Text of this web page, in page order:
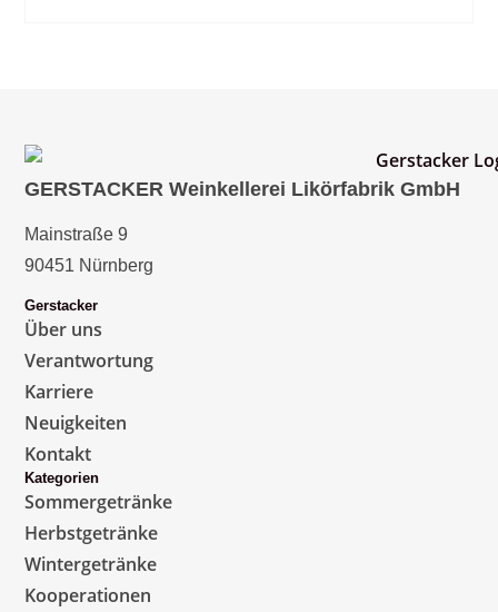
GERSTACKER Weinkellerei Likörfabrik GmbH
Mainstraße 9
90451 Nürnberg
Gerstacker
Über uns
Verantwortung
Karriere
Neuigkeiten
Kontakt
Kategorien
Sommergetränke
Herbstgetränke
Wintergetränke
Kooperationen